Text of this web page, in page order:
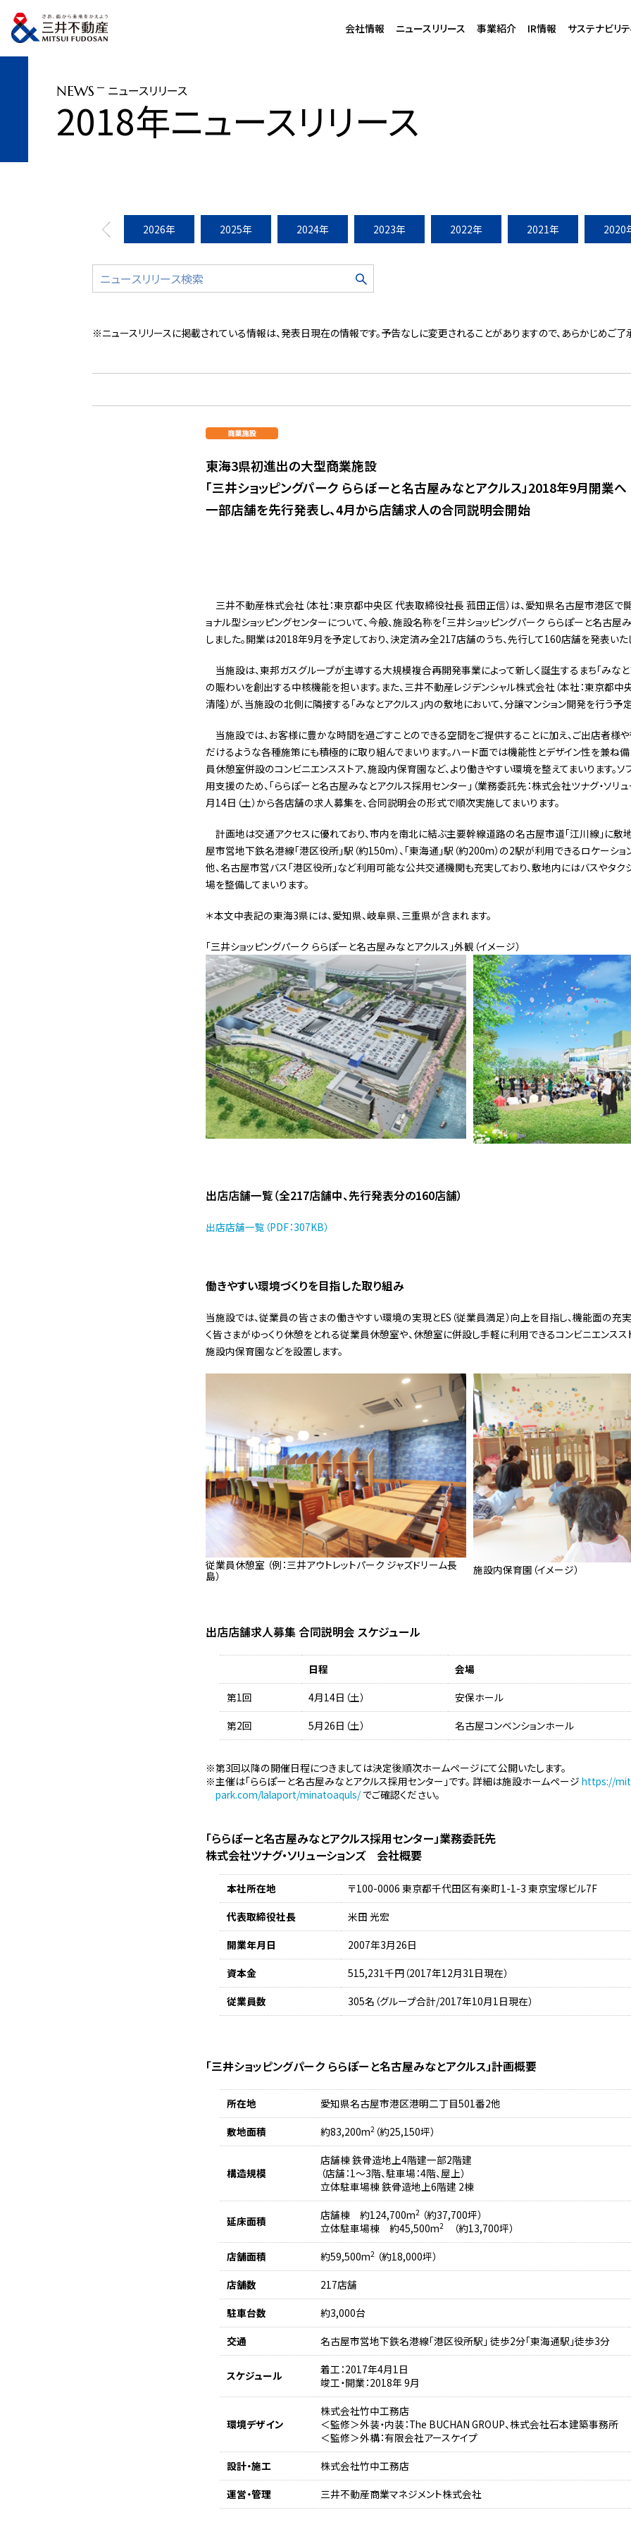
会社情報 ニュースリリース 事業紹介 IR情報 サステナビリテ
トップページ ニュースリリース
NEWS ニュースリリース
2018年ニュースリリース
2026年 2025年 2024年 2023年 2022年 2021年 2020
※ニュースリリースに掲載されている情報は、発表日現在の情報です。予告なしに変更されることがありますので、あらかじめご了
東海3県初進出の大型商業施設
「三井ショッピングパーク ららぽーと名古屋みなとアクルス」2018年9月開業へ
一部店舗を先行発表し、4月から店舗求人の合同説明会開始
三井不動産株式会社（本社：東京都中央区 代表取締役社長 菰田正信）は、愛知県名古屋市港区で
ョナル型ショッピングセンターについて、今般、施設名称を「三井ショッピングパーク ららぽーと名古屋
しました。開業は2018年9月を予定しており、決定済み全217店舗のうち、先行して160店舗を発表いた
当施設は、東邦ガスグループが主導する大規模複合再開発事業によって新しく誕生するまち「みなと
の賑わいを創出する中核機能を担います。また、三井不動産レジデンシャル株式会社（本社：東京都
清隆）が、当施設の北側に隣接する「みなとアクルス」内の敷地において、分譲マンション開発を行う予定
当施設では、お客様に豊かな時間を過ごすことのできる空間をご提供することに加え、ご出店者様
だけるような各種施策にも積極的に取り組んでまいります。ハード面では機能性とデザイン性を兼ね
員休憩室併設のコンビニエンスストア、施設内保育園など、より働きやすい環境を整えてまいります。
用支援のため、「ららぽーと名古屋みなとアクルス採用センター」（業務委託先：株式会社ツナグ・ソリュ
月14日（土）から各店舗の求人募集を、合同説明会の形式で順次実施してまいります。
計画地は交通アクセスに優れており、市内を南北に結ぶ主要幹線道路の名古屋市道「江川線」に敷
屋市営地下鉄名港線「港区役所」駅（約150m）、「東海通」駅（約200m）の2駅が利用できるロケーショ
他、名古屋市営バス「港区役所」など利用可能な公共交通機関も充実しており、敷地内にはバスやタ
場を整備してまいります。
＊本文中表記の東海3県には、愛知県、岐阜県、三重県が含まれます。
「三井ショッピングパーク ららぽーと名古屋みなとアクルス」外観（イメージ）
出店店舗一覧（全217店舗中、先行発表分の160店舗）
出店店舗一覧（PDF：307KB）
働きやすい環境づくりを目指した取り組み
当施設では、従業員の皆さまの働きやすい環境の実現とES（従業員満足）向上を目指し、機能面の充
く皆さまがゆっくり休憩をとれる従業員休憩室や、休憩室に併設し手軽に利用できるコンビニエンスス
施設内保育園などを設置します。
従業員休憩室 （例：三井アウトレットパーク ジャズドリーム長
島）
施設内保育園（イメージ）
出店店舗求人募集 合同説明会 スケジュール
日程
会場
第1回
4月14日（土）
安保ホール
第2回
5月26日（土） 名古屋コンベンションホール
第3回以降の開催日程につきましては決定後順次ホームページにて公開いたします。
主催は「ららぽーと名古屋みなとアクルス採用センター」です。 詳細は施設ホームページ https://
park.com/lalaport/minatoaquls/でご確認ください。
「ららぽーと名古屋みなとアクルス採用センター」業務委託先
株式会社ツナグ・ソリューションズ 会社概要
本社所在地
〒100-0006 東京都千代田区有楽町1-1-3 東京宝塚ビル7F
代表取締役社長
米田 光宏
開業年月日
2007年3月26日
資本金
515,231千円（2017年12月31日現在）
従業員数
305名（グループ合計/2017年10月1日現在）
「三井ショッピングパーク ららぽーと名古屋みなとアクルス」計画概要
所在地
愛知県名古屋市港区港明二丁目501番2他
敷地面積
約83,200m2 （約25,150坪）
構造規模
店舗棟 鉄骨造地上4階建一部2階建
（店舗：1～3階、駐車場：4階、屋上）
立体駐車場棟 鉄骨造地上6階建 2棟
延床面積 店舗棟 約124,700m2 （約37,700坪）
立体駐車場棟 約45,500m2
（約13,700坪）
店舗面積
約59,500m2 （約18,000坪）
店舗数
217店舗
駐車台数
約3,000台
交通
名古屋市営地下鉄名港線「港区役所駅」 徒歩2分「東海通駅」徒歩3分
スケジュール
着工：2017年4月1日
竣工・開業：2018年 9月
環境デザイン
株式会社竹中工務店
＜監修＞外装・内装：The BUCHAN GROUP、株式会社石本建築事務所
＜監修＞外構：有限会社アースケイプ
設計・施工
株式会社竹中工務店
運営・管理
三井不動産商業マネジメント株式会社